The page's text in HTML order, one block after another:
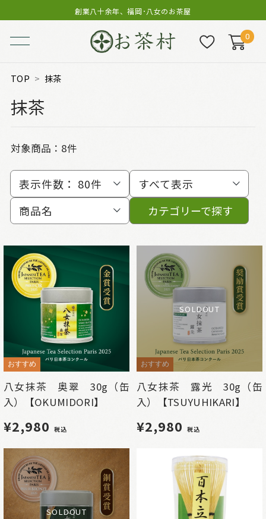
創業八十余年、福岡･八女のお茶屋
0
TOP 抹茶
抹茶
対象商品： 8件
表示件数： 80件
すべて表示
商品名
カテゴリーで探す
おすすめ
八女抹茶 奥翠 30g（缶
入）【OKUMIDORI】
¥2,980 税込
SOLDOUT
おすすめ
八女抹茶 露光 30g（缶
入）【TSUYUHIKARI】
¥2,980 税込
SOLDOUT